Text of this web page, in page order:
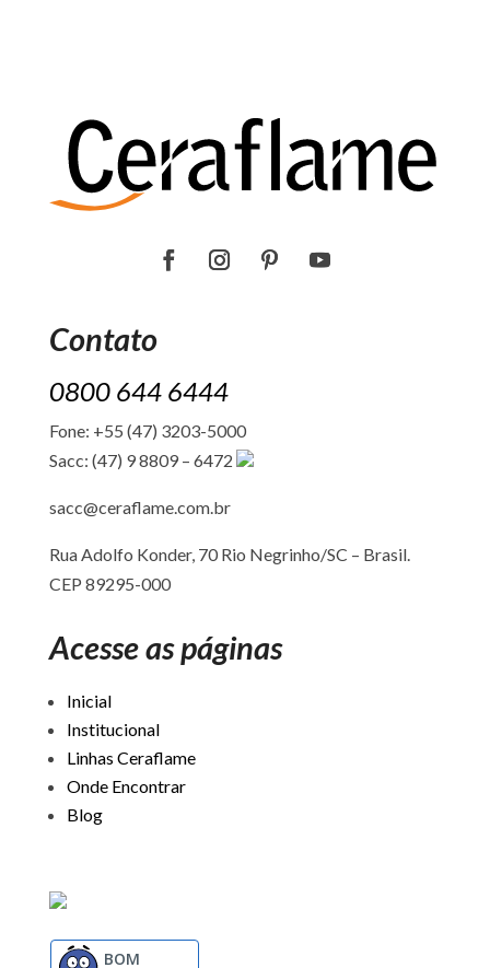
Contato
0800 644 6444
Fone: +55 (47) 3203-5000
Sacc: (47) 9 8809 – 6472
sacc@ceraflame.com.br
Rua Adolfo Konder, 70 Rio Negrinho/SC – Brasil.
CEP 89295-000
Acesse as páginas
Inicial
Institucional
Linhas Ceraflame
Onde Encontrar
Blog
BOM